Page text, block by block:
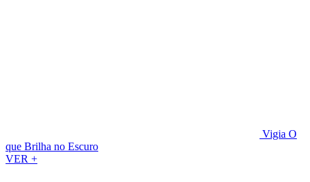
Vigia O
que Brilha no Escuro
VER +